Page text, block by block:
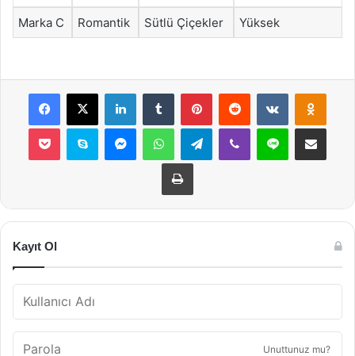
Marka C Romantik Sütlü Çiçekler Yüksek
Facebook
X LinkedInTumblr PinterestReddit VKontakte
Pocket Skype MessengerWhatsAppTelegramViber Line E-Posta ile
Yazdır
Kayıt Ol
Unuttunuz mu?